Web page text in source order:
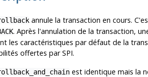
annule la transaction en cours.
. Après l'annulation de la transaction,
les caractéristiques par défaut de la
offertes par SPI.
est identique mais la